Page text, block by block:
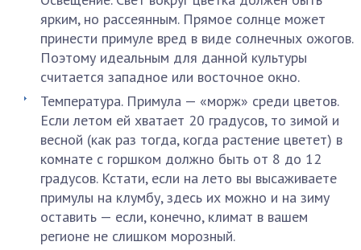
ярким, но рассеянным. Прямое солнце может
принести примуле вред в виде солнечных ожогов.
Поэтому идеальным для данной культуры
считается западное или восточное окно.
Температура. Примула — «морж» среди цветов.
Если летом ей хватает 20 градусов, то зимой и
весной (как раз тогда, когда растение цветет) в
комнате с горшком должно быть от 8 до 12
градусов. Кстати, если на лето вы высаживаете
примулы на клумбу, здесь их можно и на зиму
оставить — если, конечно, климат в вашем
регионе не слишком морозный.